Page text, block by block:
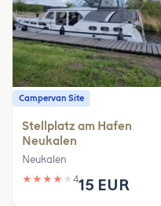
Campervan Site
Stellplatz am Hafen
Neukalen
Neukalen
★ ★ ★ ★ ★ 415 EUR